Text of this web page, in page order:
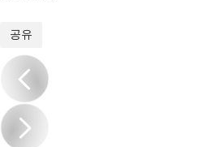
공유
/12